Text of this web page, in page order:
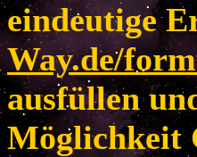
eindeutige
Way.de/
ausfüllen
Möglichkeit